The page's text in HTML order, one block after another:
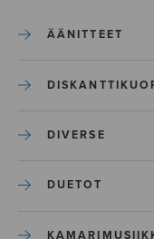
ÄÄNITTEET
DIVERSE
DUETOT